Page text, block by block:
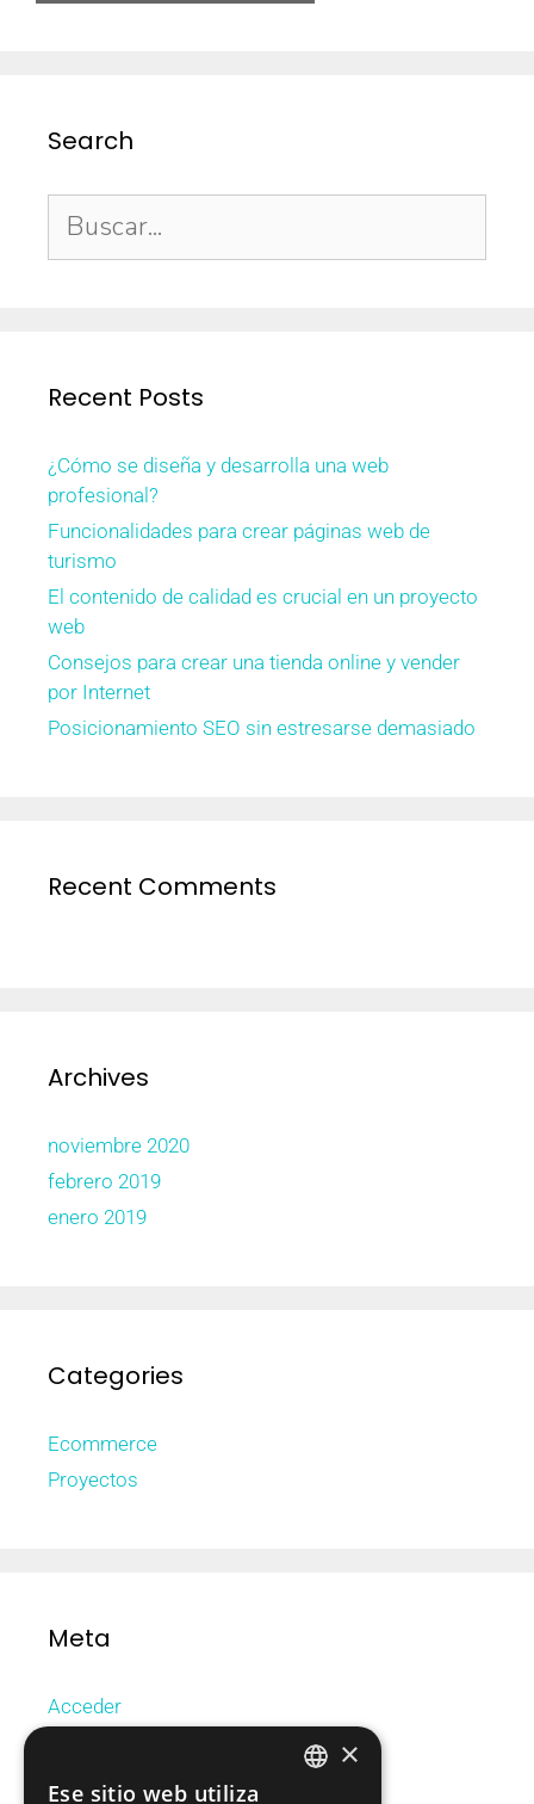
Search
Recent Posts
¿Cómo se diseña y desarrolla una web
profesional?
Funcionalidades para crear páginas web de
turismo
El contenido de calidad es crucial en un proyecto
web
Consejos para crear una tienda online y vender
por Internet
Posicionamiento SEO sin estresarse demasiado
Recent Comments
Archives
noviembre 2020
febrero 2019
enero 2019
Categories
Ecommerce
Proyectos
Meta
Acceder
×
Ese sitio web utiliza